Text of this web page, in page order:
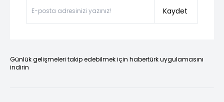
Kaydet
Günlük gelişmeleri takip edebilmek için habertürk uygulamasını
indirin